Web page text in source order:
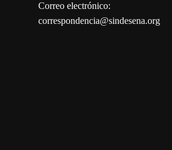
Correo electrónico:
correspondencia@sindesena.org